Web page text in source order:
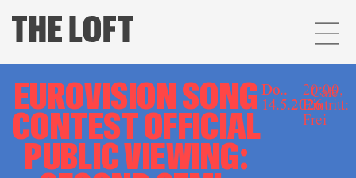
EUROVISION SONG
CONTEST OFFICIAL
PUBLIC VIEWING:
Do..
14.5.2026
20:00,
Eintritt:
Frei
Café